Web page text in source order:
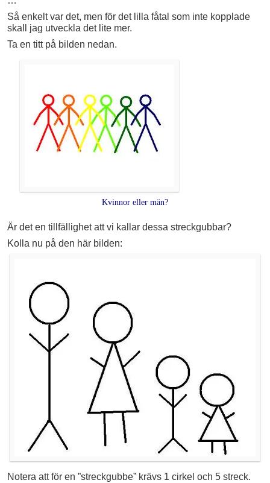
Så enkelt var det, men för det lilla fåtal som inte kopplade
skall jag utveckla det lite mer.
Ta en titt på bilden nedan.
Kvinnor eller män?
Är det en tillfällighet att vi kallar dessa streckgubbar?
Kolla nu på den här bilden:
Notera att för en ”streckgubbe” krävs 1 cirkel och 5 streck.